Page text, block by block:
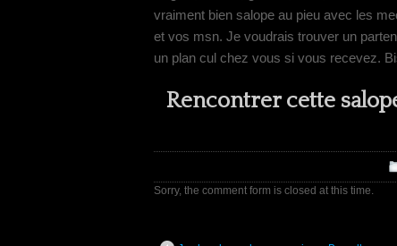
vraiment bien salope au pieu avec les
et vos msn. Je voudrais trouver un
un plan cul chez vous si vous recevez.
Rencontrer cette
Sorry, the comment form is closed at this time.